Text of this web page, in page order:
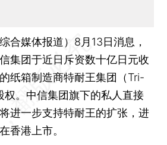
合媒体报道） 8月13日消息，
集团于近日斥资数十亿日元收
纸箱制造商特耐王集团（Tri-
权。中信集团旗下的私人直接
进一步支持特耐王的扩张，进
香港上市。